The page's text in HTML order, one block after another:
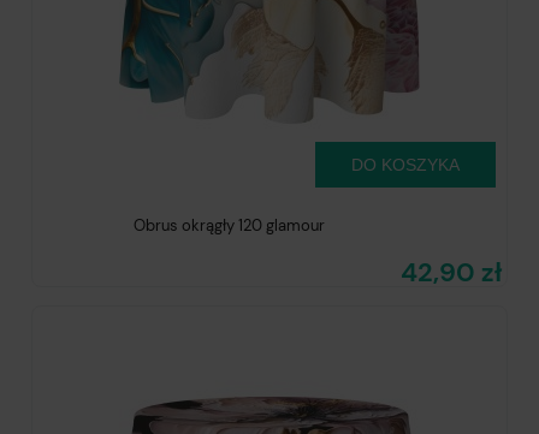
Obrus okrągły 120 glamour
42,90 zł
DO KOSZYKA